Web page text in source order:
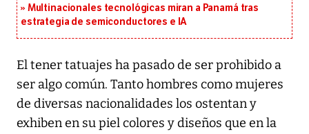
Multinacionales tecnológicas miran a Panamá tras
estrategia de semiconductores e IA
El tener tatuajes ha pasado de ser prohibido a
ser algo común. Tanto hombres como mujeres
de diversas nacionalidades los ostentan y
exhiben en su piel colores y diseños que en la